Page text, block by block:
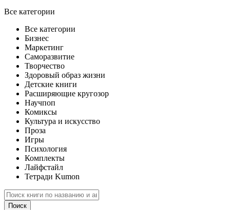
Все категории
Все категории
Бизнес
Маркетинг
Саморазвитие
Творчество
Здоровый образ жизни
Детские книги
Расширяющие кругозор
Научпоп
Комиксы
Культура и искусство
Проза
Игры
Психология
Комплекты
Лайфстайл
Тетради Kumon
Поиск